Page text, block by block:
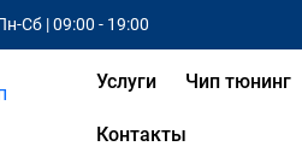
Сб | 09:00 - 19:00
Услуги Чип тюнинг
Контакты